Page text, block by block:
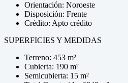
Orientación: Noroeste
Disposición: Frente
Crédito: Apto crédito
SUPERFICIES Y MEDIDAS
Terreno: 453 m²
Cubierta: 190 m²
Semicubierta: 15 m²